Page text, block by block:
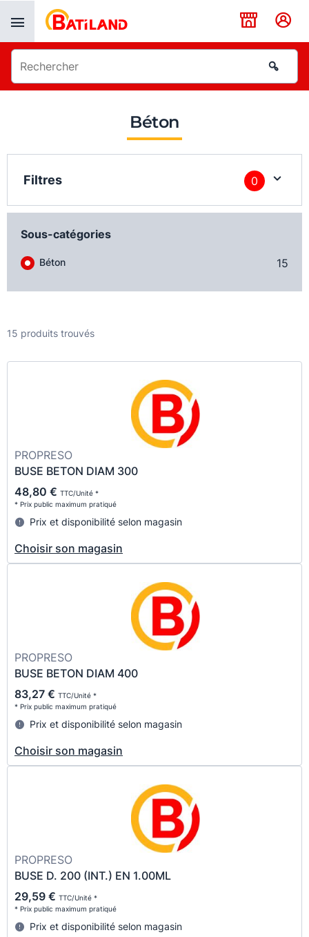
Béton
Filtres 0
Sous-catégories
Béton 15
15 produits trouvés
PROPRESO
BUSE BETON DIAM 300
48,80 € TTC/Unité *
* Prix public maximum pratiqué
Prix et disponibilité selon magasin
Choisir son magasin
PROPRESO
BUSE BETON DIAM 400
83,27 € TTC/Unité *
* Prix public maximum pratiqué
Prix et disponibilité selon magasin
Choisir son magasin
PROPRESO
BUSE D. 200 (INT.) EN 1.00ML
29,59 € TTC/Unité *
* Prix public maximum pratiqué
Prix et disponibilité selon magasin
Panneau de gestion des cookies